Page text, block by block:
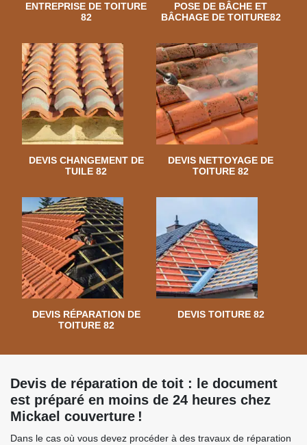
ENTREPRISE DE TOITURE
82
POSE DE BÂCHE ET
BÂCHAGE DE TOITURE82
DEVIS CHANGEMENT DE
TUILE 82
DEVIS NETTOYAGE DE
TOITURE 82
DEVIS RÉPARATION DE
TOITURE 82
DEVIS TOITURE 82
Devis de réparation de toit : le document
est préparé en moins de 24 heures chez
Mickael couverture !
Dans le cas où vous devez procéder à des travaux de réparation